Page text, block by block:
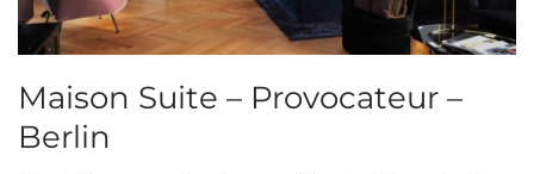
Maison Suite – Provocateur –
Berlin